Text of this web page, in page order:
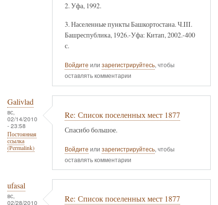
2. Уфа, 1992.
3. Населенные пункты Башкортостана. Ч.III.
Башреспублика, 1926.-Уфа: Китап, 2002.-400
с.
Войдите или зарегистрируйтесь, чтобы
оставлять комментарии
Galivlad
вс,
02/14/2010
- 23:58
Постоянная
ссылка
(Permalink)
Re: Список поселенных мест 1877
Спасибо большое.
Войдите или зарегистрируйтесь, чтобы
оставлять комментарии
ufasal
вс,
02/28/2010
Re: Список поселенных мест 1877